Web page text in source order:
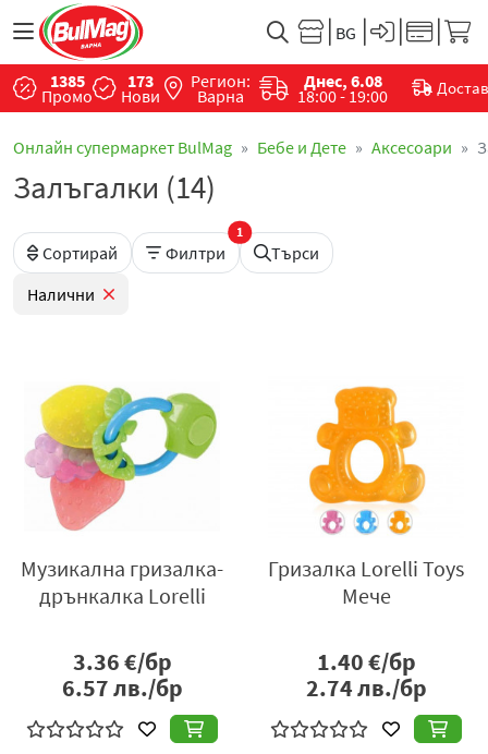
1385
Промо
173
Нови
Регион:
Варна
Днес, 6.08
18:00 - 19:00
Онлайн супермаркет BulMag Бебе и Дете Аксесоари
Залъгалки (14)
Сортирай Филтри
1
Търси
Налични
Музикална гризалка-
дрънкалка Lorelli
3.36€/бр
6.57лв./бр
Гризалка Lorelli Toys
Мече
1.40€/бр
2.74лв./бр